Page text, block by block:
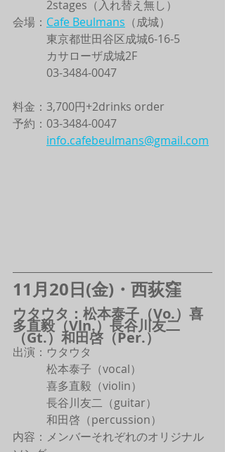
2stages（入れ替え無し）
会場： Cafe Beulmans （成城）
東京都世田谷区成城6-16-5
カサローザ成城2F
03-3484-0047
料金：3,700円+2drinks order
予約：03-3484-0047
info.cafebeulmans@gmail.com
11月20日(金)・西荻窪
ウタウタ：松本泰子（Vo.）喜
多直毅（Vln.）長谷川友二
（Gt.）和田啓（Per.）
出演：ウタウタ
松本泰子（vocal）
喜多直毅（violin）
長谷川友二（guitar）
和田啓（percussion）
内容：メンバーそれぞれのオリジナル